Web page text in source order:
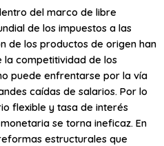
del marco de libre
de los impuestos a las
de los productos de origen han
la competitividad de los
puede enfrentarse por la vía
caídas de salarios. Por lo
flexible y tasa de interés
se torna ineficaz. En
estructurales que